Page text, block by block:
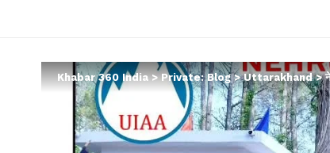
Khabar 360 India>Private: Blog>Uttarakhand>